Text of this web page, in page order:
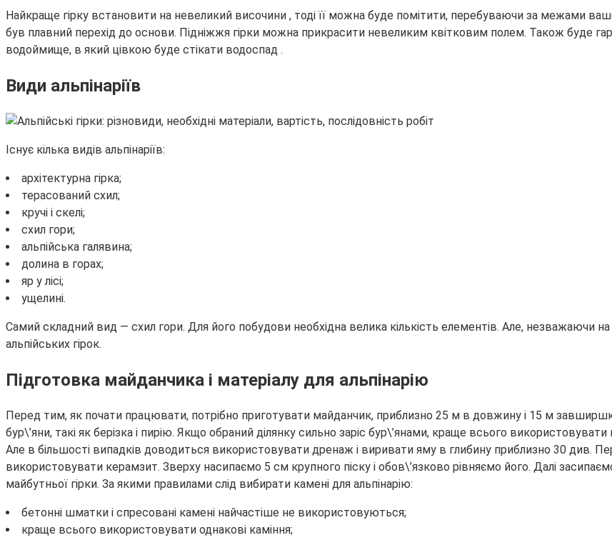
Найкраще гірку встановити на невеликий височини , тоді її можна буде помітити, перебуваючи за межами
був плавний перехід до основи. Підніжжя гірки можна прикрасити невеликим квітковим полем. Також буде
водоймище, в який цівкою буде стікати водоспад .
Види альпінаріїв
Існує кілька видів альпінаріїв:
архітектурна гірка;
терасований схил;
кручі і скелі;
схил гори;
альпійська галявина;
долина в горах;
яр у лісі;
ущелині.
Самий складний вид — схил гори. Для його побудови необхідна велика кількість елементів. Але, незважаючи на
альпійських гірок.
Підготовка майданчика і матеріалу для альпінарію
Перед тим, як почати працювати, потрібно приготувати майданчик, приблизно 25 м в довжину і 15 м
бур\’яни, такі як берізка і пирію. Якщо обраний ділянку сильно заріс бур\’янами, краще всього
Але в більшості випадків доводиться використовувати дренаж і виривати яму в глибину приблизно 30 див.
використовувати керамзит. Зверху насипаємо 5 см крупного піску і обов\’язково рівняємо його. Далі
майбутньої гірки. За якими правилами слід вибирати камені для альпінарію:
бетонні шматки і спресовані камені найчастіше не використовуються;
краще всього використовувати однакові каміння;